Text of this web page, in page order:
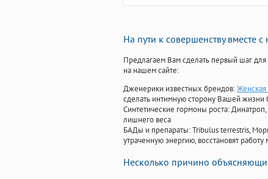
На пути к совершенству вместе с
Предлагаем Вам сделать первый шаг
на нашем сайте:
Дженерики известных брендов:Женская
сделать интимную сторону Вашей
Синтетические гормоны роста:
лишнего веса
БАДы и препараты:Tribulus terrestris,
утраченную энергию, восстановят
Несколько причино